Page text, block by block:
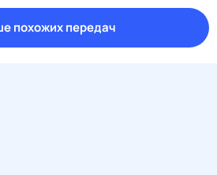
похожих передач